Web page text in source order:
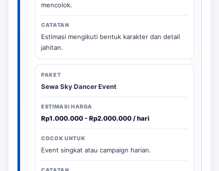
mencolok.
Estimasi mengikuti bentuk karakter dan detail
jahitan.
Sewa Sky Dancer Event
Rp1.000.000 - Rp2.000.000 / hari
Event singkat atau campaign harian.